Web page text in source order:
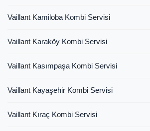
Vaillant Kamiloba Kombi Servisi
Vaillant Karaköy Kombi Servisi
Vaillant Kasımpaşa Kombi Servisi
Vaillant Kayaşehir Kombi Servisi
Vaillant Kıraç Kombi Servisi